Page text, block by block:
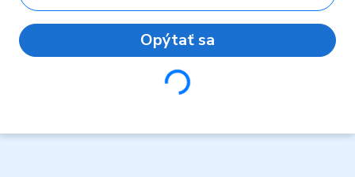
Opýtať sa
Loading...